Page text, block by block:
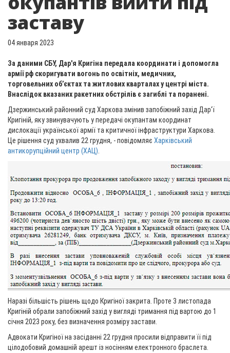
заставу
04 января 2023
За даними СБУ, Дар'я Кригіна передала координати і допомогла
армії рф скоригувати вогонь по освітніх, медичних,
торговельних об’єктах та житлових кварталах у центрі міста.
Внаслідок вказаних ракетних обстрілів є загиблі та поранені.
Дзержинський районний суд Харкова змінив запобіжний захід Дар'ї
Кригіній, яку звинувачують у передачі окупантам координат
дислокації української армії та критичної інфраструктури Харкова.
Це рішення суд ухвалив 22 грудня, - повідомляє Харківський
антикорупційний центр (ХАЦ)
Наразі більшість рішень щодо Кригіної закрита. Проте 3 листопада
Кригіній обрали запобіжний захід у вигляді тримання під вартою до 1
січня 2023 року, без визначення розміру застави.
Адвокати Кригіної на засіданні 22 грудня просили відправити її під
цілодобовий домашній арешт із носінням електронного браслета.